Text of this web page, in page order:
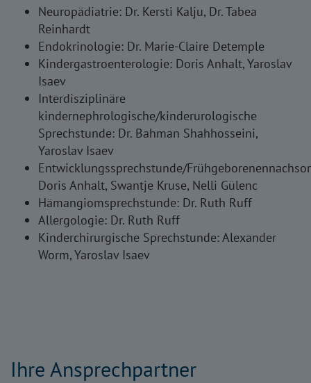
Neuropädiatrie: Dr. Kersti Kalju, Dr. Tabea
Reinhardt
Endokrinologie: Dr. Marie-Claire Detemple
Kindergastroenterologie: Doris Anhalt, Yaroslav
Isaev
Interdisziplinäre
kindernephrologische/kinderurologische
Sprechstunde: Dr. Bahman Shahhosseini,
Yaroslav Isaev
Entwicklungssprechstunde/
Doris Anhalt, Swantje Kruse, Nelli Gülenc
Hämangiomsprechstunde: Dr. Ruth Ruff
Allergologie: Dr. Ruth Ruff
Kinderchirurgische Sprechstunde: Alexander
Worm, Yaroslav Isaev
Ihre Ansprechpartner